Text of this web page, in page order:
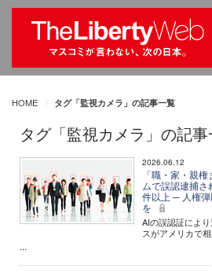
HOME タグ「監視カメラ」の記事一覧
タグ「監視カメラ」の記
2026.06.12
「職・家・親
ムで誤認逮捕
件以上 ─ 人権
を
AIの誤認証によ
スがアメリカで相
...